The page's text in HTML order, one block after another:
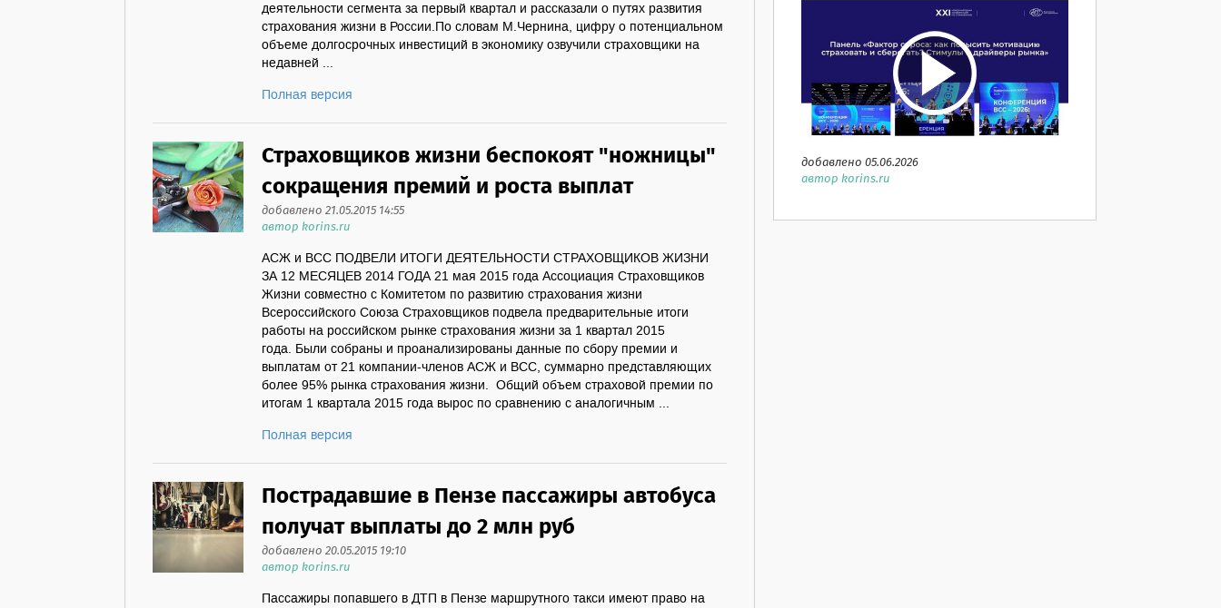
деятельности сегмента за первый квартал и рассказали о путях развития
страхования жизни в России.По словам М.Чернина, цифру о потенциальном
объеме долгосрочных инвестиций в экономику озвучили страховщики на
недавней ...
Полная версия
Страховщиков жизни беспокоят "ножницы"
сокращения премий и роста выплат
добавлено 21.05.2015 14:55
автор korins.ru
АСЖ и ВСС ПОДВЕЛИ ИТОГИ ДЕЯТЕЛЬНОСТИ СТРАХОВЩИКОВ ЖИЗНИ
ЗА 12 МЕСЯЦЕВ 2014 ГОДА 21 мая 2015 года Ассоциация Страховщиков
Жизни совместно с Комитетом по развитию страхования жизни
Всероссийского Союза Страховщиков подвела предварительные итоги
работы на российском рынке страхования жизни за 1 квартал 2015
года. Были собраны и проанализированы данные по сбору премии и
выплатам от 21 компании-членов АСЖ и ВСС, суммарно представляющих
более 95% рынка страхования жизни. Общий объем страховой премии по
итогам 1 квартала 2015 года вырос по сравнению с аналогичным ...
Полная версия
Пострадавшие в Пензе пассажиры автобуса
получат выплаты до 2 млн руб
добавлено 20.05.2015 19:10
автор korins.ru
Пассажиры попавшего в ДТП в Пензе маршрутного такси имеют право на
добавлено 05.06.2026
автор korins.ru